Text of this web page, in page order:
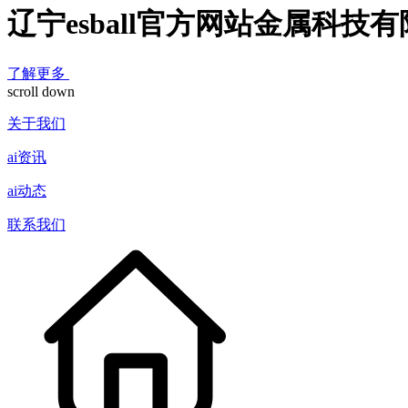
辽宁esball官方网站金属科技有
了解更多
scroll down
关于我们
ai资讯
ai动态
联系我们